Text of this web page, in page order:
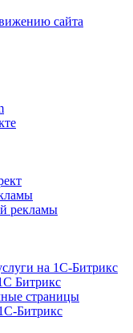
сайта
рекламы
на 1С-Битрикс
Битрикс
страницы
Битрикс